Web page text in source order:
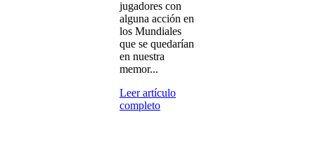
jugadores con
alguna acción en
los Mundiales
que se quedarían
en nuestra
memor...
Leer artículo
completo